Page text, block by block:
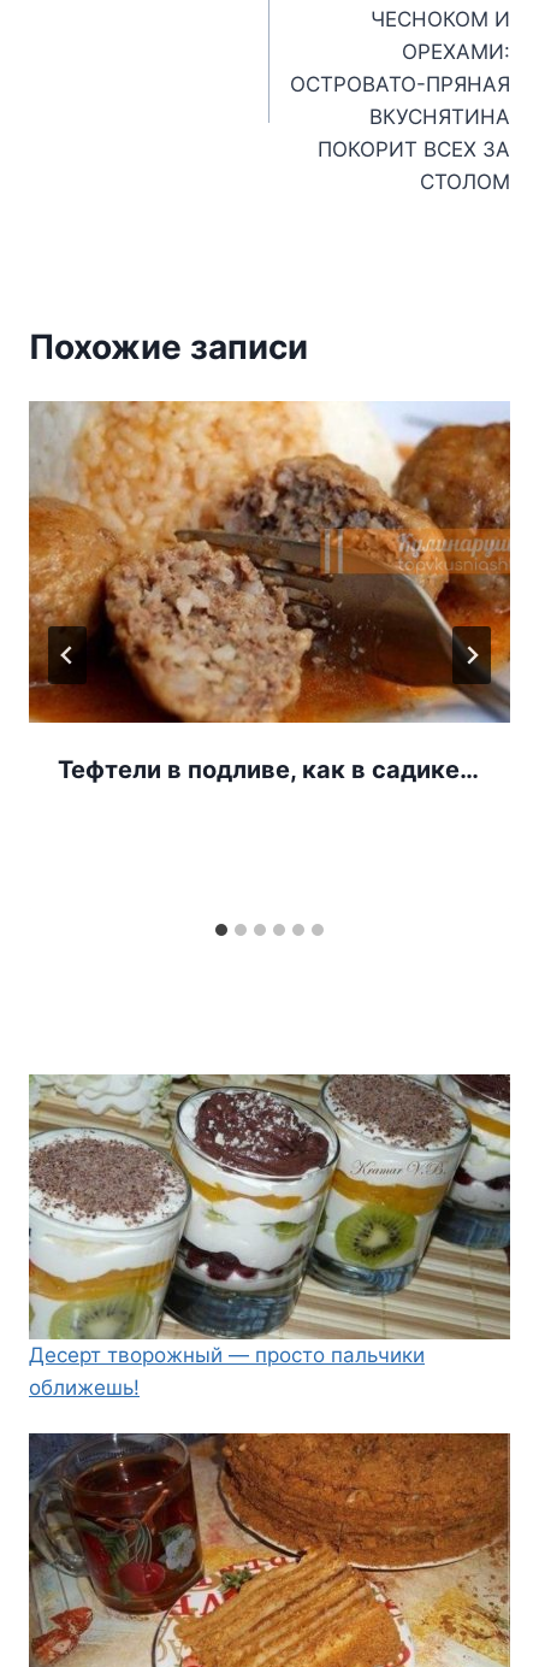
ЧЕСНОКОМ И
ОРЕХАМИ:
ОСТРОВАТО-ПРЯНАЯ
ВКУСНЯТИНА
ПОКОРИТ ВСЕХ ЗА
СТОЛОМ
Похожие записи
Тефтели в подливе, как в садике…
Десерт творожный — просто пальчики
оближешь!